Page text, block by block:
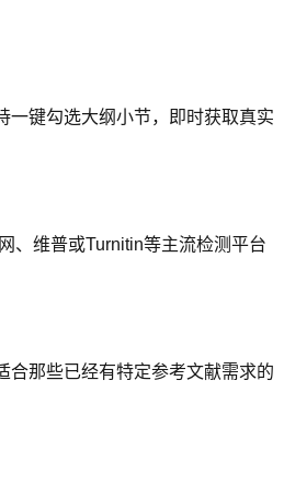
一键勾选大纲小节，即时获取真实
、维普或Turnitin等主流检测平台
合那些已经有特定参考文献需求的